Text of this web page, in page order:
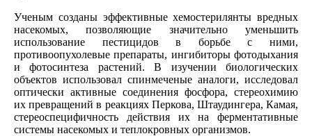
Ученым созданы эффективные хемостерилянты вредных
насекомых, позволяющие значительно уменьшить
использование пестицидов в борьбе с ними,
противоопухолевые препараты, ингибиторы фотодыхания
и фотосинтеза растений. В изучении биологических
объектов использовал спинмеченые аналоги, исследовал
оптически активные соединения фосфора, стереохимию
их превращений в реакциях Перкова, Штаудингера, Камая,
стереоспецифичность действия их на ферментативные
системы насекомых и теплокровных организмов.